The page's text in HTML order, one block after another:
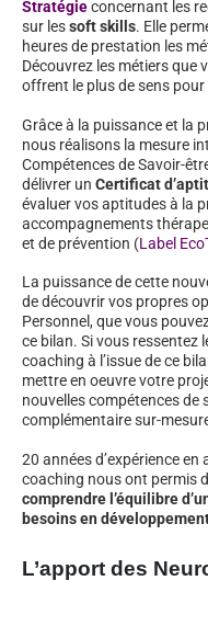
Stratégieconcernant les
sur lessoft skills. Elle
heures de prestation les
Découvrez les métiers que
offrent le plus de sens pour
Grâce à la puissance et la
nous réalisons la mesure
Compétences de Savoir-
délivrer un Certificat
évaluer vos aptitudes à la
accompagnements
et de prévention (Label
La puissance de cette
de découvrir vos propres
Personnel, que vous
ce bilan. Si vous ressentez
coaching à l’issue de ce
mettre en oeuvre votre
nouvelles compétences de
complémentaire sur-
20 années d’expérience
coaching nous ont permis
comprendre l’équilibre
besoins en
L’apport des